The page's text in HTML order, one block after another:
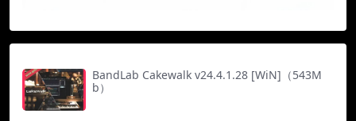
BandLab Cakewalk v24.4.1.28 [WiN]（543M
b）